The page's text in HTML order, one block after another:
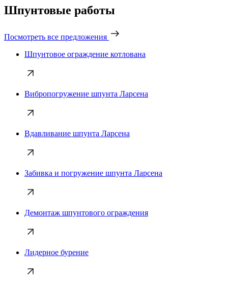
Шпунтовые работы
Посмотреть все предложения
Шпунтовое ограждение котлована
Вибропогружение шпунта Ларсена
Вдавливание шпунта Ларсена
Забивка и погружение шпунта Ларсена
Демонтаж шпунтового ограждения
Лидерное бурение